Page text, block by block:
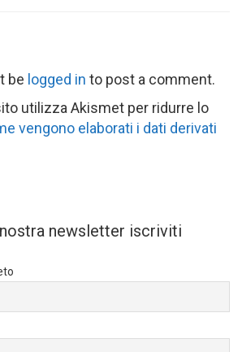
be logged in to post a comment.
utilizza Akismet per ridurre lo
vengono elaborati i dati derivati
newsletter iscriviti